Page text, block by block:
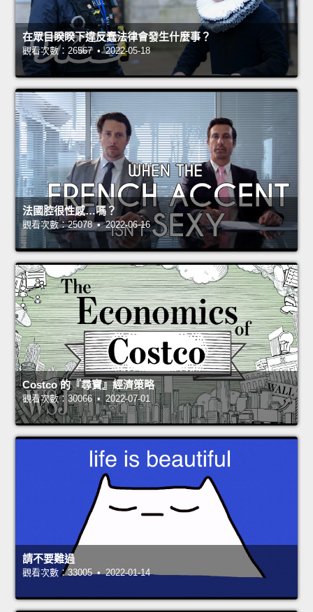
在眾目睽睽下違反蠢法律會發生什麼事？
觀看次數：26567 • 2022-05-18
法國腔很性感…嗎？
觀看次數：25078 • 2022-06-16
Costco 的『尋寶』經濟策略
觀看次數：30066 • 2022-07-01
請不要難過
觀看次數：33005 • 2022-01-14